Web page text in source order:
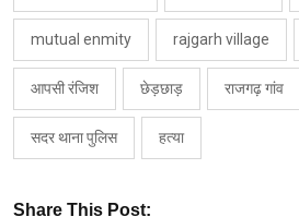
mutual enmity rajgarh village
आपसी रंजिश छेड़छाड़ राजगढ़ गांव
सदर थाना पुलिस हत्या
Share This Post: